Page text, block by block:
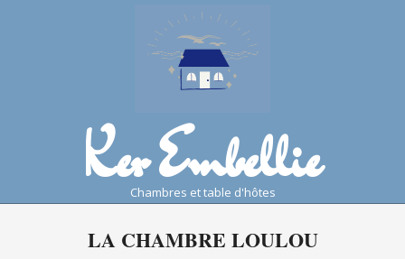
Ker Embellie
chambres et table d'hôtes
LA CHAMBRE LOULOU